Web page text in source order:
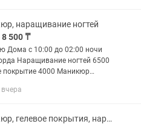
наращивание ногтей
8 500 ₸
Дома с 10:00 до 02:00 ночи
6500
покрытие 4000 Маникюр
1500 Френч +1000
Маникюр, гелевое покрытия, наращивание ногтей